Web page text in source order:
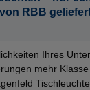
RBB
Ihres
mehr